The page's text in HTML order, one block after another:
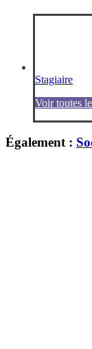
Stagiaire
Voir toutes
Également :